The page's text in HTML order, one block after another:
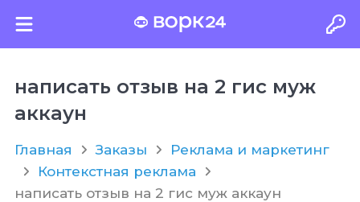
написать отзыв на 2 гис муж
аккаун
Главная Заказы
Реклама и маркетинг
Контекстная реклама
написать отзыв на 2 гис муж аккаун